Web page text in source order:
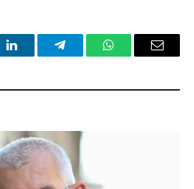
LinkedInTelegramWhatsAppEmail